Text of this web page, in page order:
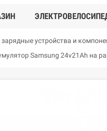
устройства и
Samsung 24v21Ah на